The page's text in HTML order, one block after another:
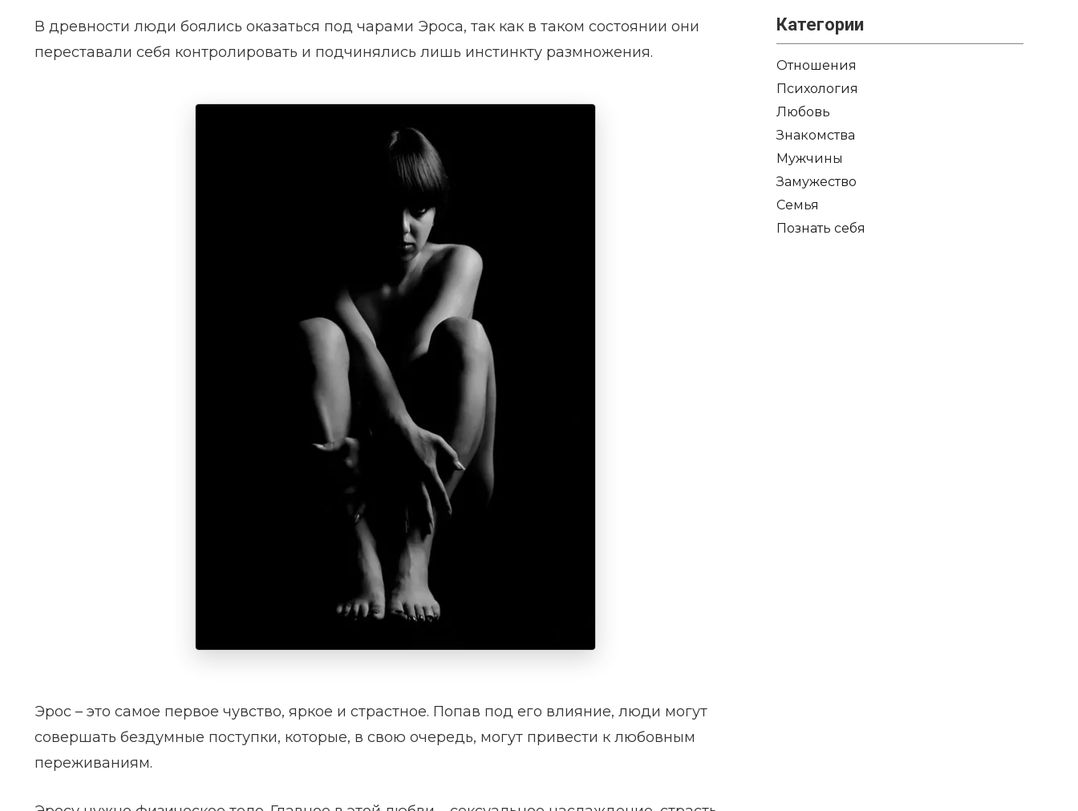
В древности люди боялись оказаться под чарами Эроса, так как в таком состоянии они
переставали себя контролировать и подчинялись лишь инстинкту размножения.
Эрос – это самое первое чувство, яркое и страстное. Попав под его влияние, люди могут
совершать бездумные поступки, которые, в свою очередь, могут привести к любовным
переживаниям.
Категории
Отношения
Психология
Любовь
Знакомства
Мужчины
Замужество
Семья
Познать себя